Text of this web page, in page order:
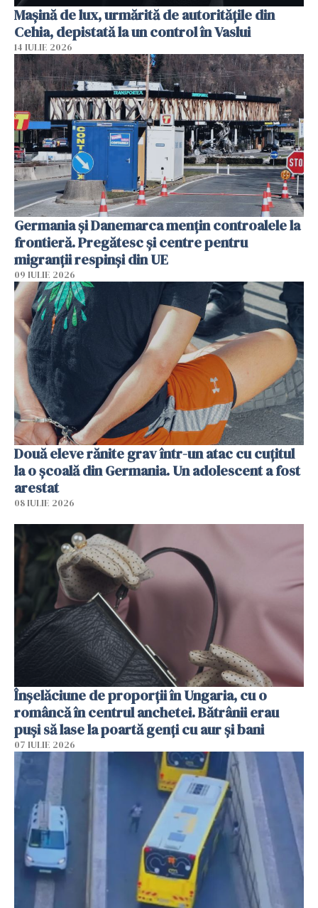
Mașină de lux, urmărită de autoritățile din
Cehia, depistată la un control în Vaslui
14 IULIE 2026
Germania și Danemarca mențin controalele la
frontieră. Pregătesc și centre pentru
migranții respinși din UE
09 IULIE 2026
Două eleve rănite grav într-un atac cu cuțitul
la o școală din Germania. Un adolescent a fost
arestat
08 IULIE 2026
Înșelăciune de proporții în Ungaria, cu o
româncă în centrul anchetei. Bătrânii erau
puși să lase la poartă genți cu aur și bani
07 IULIE 2026